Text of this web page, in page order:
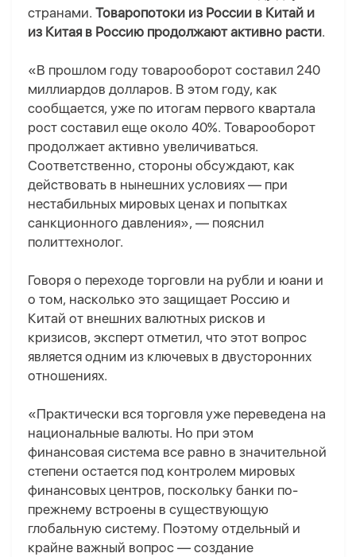
странами. Товаропотоки из России в Китай и
из Китая в Россию продолжают активно расти.
«В прошлом году товарооборот составил 240
миллиардов долларов. В этом году, как
сообщается, уже по итогам первого квартала
рост составил еще около 40%. Товарооборот
продолжает активно увеличиваться.
Соответственно, стороны обсуждают, как
действовать в нынешних условиях — при
нестабильных мировых ценах и попытках
санкционного давления», — пояснил
политтехнолог.
Говоря о переходе торговли на рубли и юани и
о том, насколько это защищает Россию и
Китай от внешних валютных рисков и
кризисов, эксперт отметил, что этот вопрос
является одним из ключевых в двусторонних
отношениях.
«Практически вся торговля уже переведена на
национальные валюты. Но при этом
финансовая система все равно в значительной
степени остается под контролем мировых
финансовых центров, поскольку банки по-
прежнему встроены в существующую
глобальную систему. Поэтому отдельный и
крайне важный вопрос — создание